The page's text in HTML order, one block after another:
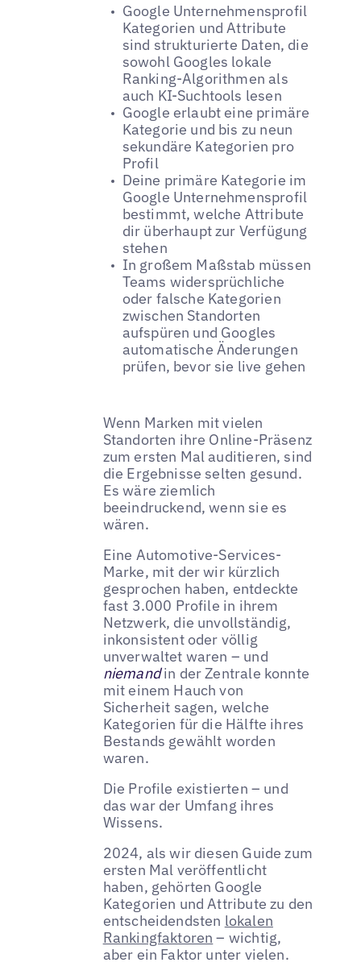
Google Unternehmensprofil
Kategorien und Attribute
sind strukturierte Daten, die
sowohl Googles lokale
Ranking-Algorithmen als
auch KI-Suchtools lesen
Google erlaubt eine primäre
Kategorie und bis zu neun
sekundäre Kategorien pro
Profil
Deine primäre Kategorie im
Google Unternehmensprofil
bestimmt, welche Attribute
dir überhaupt zur Verfügung
stehen
In großem Maßstab müssen
Teams widersprüchliche
oder falsche Kategorien
zwischen Standorten
aufspüren und Googles
automatische Änderungen
prüfen, bevor sie live gehen
Wenn Marken mit vielen
Standorten ihre Online-Präsenz
zum ersten Mal auditieren, sind
die Ergebnisse selten gesund.
Es wäre ziemlich
beeindruckend, wenn sie es
wären.
Eine Automotive-Services-
Marke, mit der wir kürzlich
gesprochen haben, entdeckte
fast 3.000 Profile in ihrem
Netzwerk, die unvollständig,
inkonsistent oder völlig
unverwaltet waren – und
niemandin der Zentrale konnte
mit einem Hauch von
Sicherheit sagen, welche
Kategorien für die Hälfte ihres
Bestands gewählt worden
waren.
Die Profile existierten – und
das war der Umfang ihres
Wissens.
2024, als wir diesen Guide zum
ersten Mal veröffentlicht
haben, gehörten Google
Kategorien und Attribute zu den
entscheidendsten lokalen
Rankingfaktoren – wichtig,
aber ein Faktor unter vielen.